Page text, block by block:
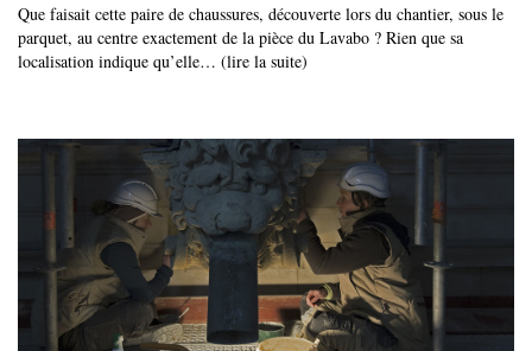
Que faisait cette paire de chaussures, découverte lors du chantier, sous le
parquet, au centre exactement de la pièce du Lavabo ? Rien que sa
localisation indique qu’elle… (lire la suite)